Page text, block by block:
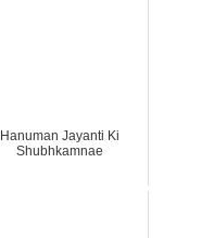
Hanuman Jayanti Ki
Shubhkamnae